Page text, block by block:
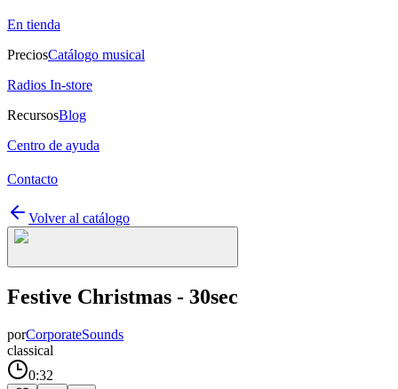
En tienda
PreciosCatálogo musical
Radios In-store
RecursosBlog
Centro de ayuda
Contacto
Volver al catálogo
Festive Christmas - 30sec
porCorporateSounds
classical
0:32